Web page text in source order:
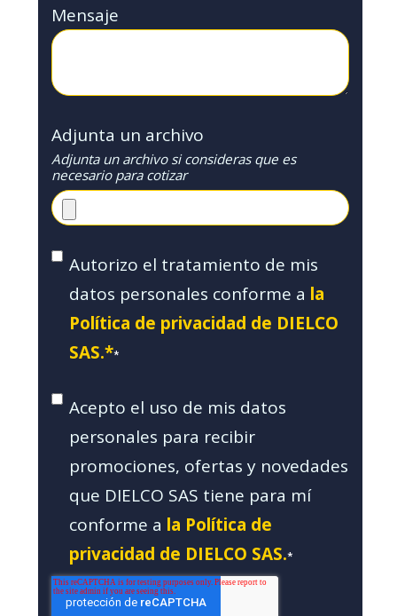
Mensaje
Adjunta un archivo
Adjunta un archivo si consideras que es
necesario para cotizar
Autorizo el tratamiento de mis
datos personales conforme a la
Política de privacidad de DIELCO
SAS.**
Acepto el uso de mis datos
personales para recibir
promociones, ofertas y novedades
que DIELCO SAS tiene para mí
conforme a la Política de
privacidad de DIELCO SAS.*